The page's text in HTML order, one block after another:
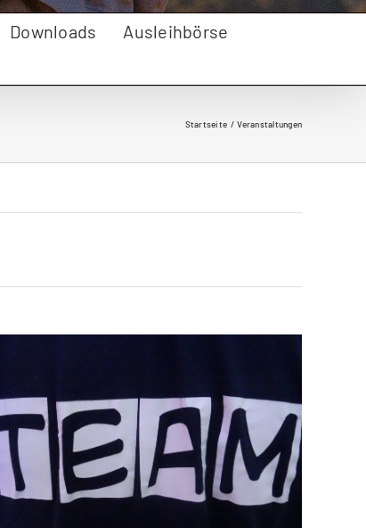
Downloads
Ausleihbörse
Startseite Veranstaltungen